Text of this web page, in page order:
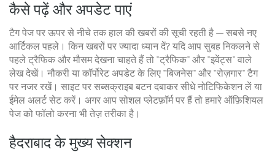
कैसे पढ़ें और अपडेट पाएं
टैग पेज पर ऊपर से नीचे तक हाल की खबरों की सूची रहती है — सबसे नए
आर्टिकल पहले। किन खबरों पर ज्यादा ध्यान दें? यदि आप सुबह निकलने से
पहले ट्रैफिक और मौसम देखना चाहते हैं तो "ट्रैफिक" और "इवेंट्स" वाले
लेख देखें। नौकरी या कॉर्पोरेट अपडेट के लिए "बिजनेस" और "रोज़गार" टैग
पर नजर रखें। साइट पर सब्सक्राइब बटन दबाकर सीधे नोटिफिकेशन लें या
ईमेल अलर्ट सेट करें। अगर आप सोशल प्लेटफ़ॉर्म पर हैं तो हमारे ऑफ़िशियल
पेज को फॉलो करना भी तेज़ तरीका है।
हैदराबाद के मुख्य सेक्शन